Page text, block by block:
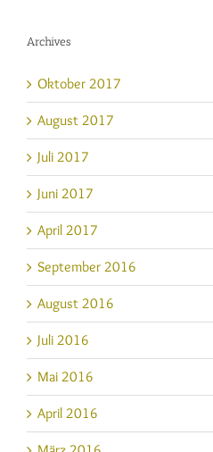
Archives
Oktober 2017
August 2017
Juli 2017
Juni 2017
April 2017
September 2016
August 2016
Juli 2016
Mai 2016
April 2016